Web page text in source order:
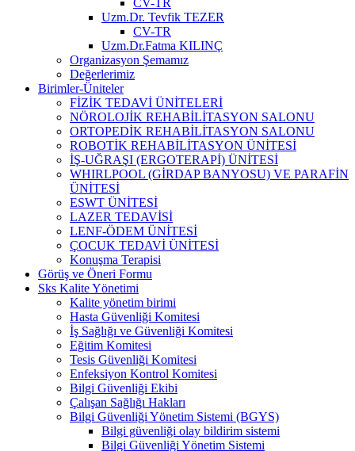
Uzm.Dr. Tevfik TEZER
CV-TR
Uzm.Dr.Fatma KILINÇ
Organizasyon Şemamız
Değerlerimiz
Birimler-Üniteler
FİZİK TEDAVİ ÜNİTELERİ
NÖROLOJİK REHABİLİTASYON SALONU
ORTOPEDİK REHABİLİTASYON SALONU
ROBOTİK REHABİLİTASYON ÜNİTESİ
İŞ-UĞRAŞI (ERGOTERAPİ) ÜNİTESİ
WHIRLPOOL (GİRDAP BANYOSU) VE PARAFİN
ÜNİTESİ
ESWT ÜNİTESİ
LAZER TEDAVİSİ
LENF-ÖDEM ÜNİTESİ
ÇOCUK TEDAVİ ÜNİTESİ
Konuşma Terapisi
Görüş ve Öneri Formu
Sks Kalite Yönetimi
Kalite yönetim birimi
Hasta Güvenliği Komitesi
İş Sağlığı ve Güvenliği Komitesi
Eğitim Komitesi
Tesis Güvenliği Komitesi
Enfeksiyon Kontrol Komitesi
Bilgi Güvenliği Ekibi
Çalışan Sağlığı Hakları
Bilgi Güvenliği Yönetim Sistemi (BGYS)
Bilgi güvenliği olay bildirim sistemi
Bilgi Güvenliği Yönetim Sistemi